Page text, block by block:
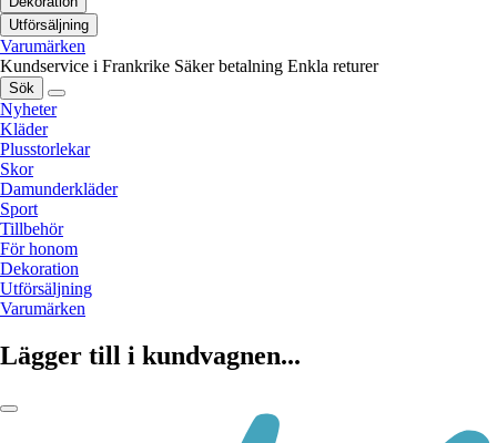
Utförsäljning
Varumärken
Kundservice i Frankrike Säker betalning Enkla returer
Sök
Nyheter
Kläder
Plusstorlekar
Skor
Damunderkläder
Sport
Tillbehör
För honom
Dekoration
Utförsäljning
Varumärken
Lägger till i kundvagnen...